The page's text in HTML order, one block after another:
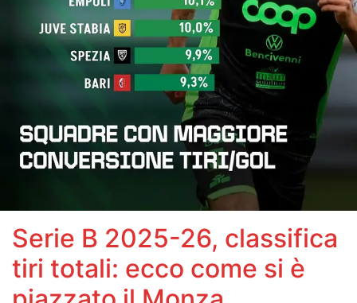
Serie B 2025-26, classifica
tiri totali: ecco come si è